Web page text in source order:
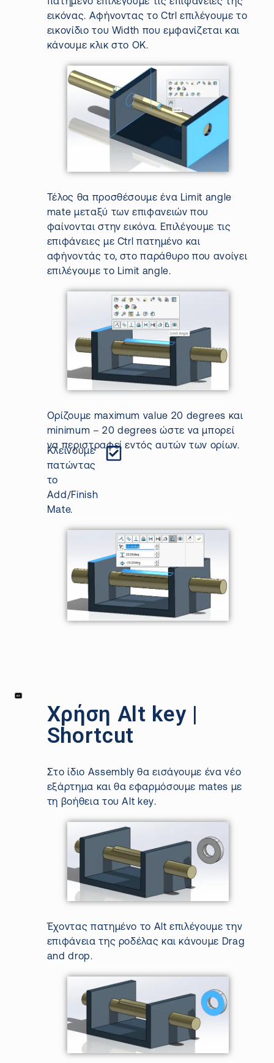
εικόνας. Αφήνοντας το Ctrl επιλέγουμε το
εικονίδιο του Width που εμφανίζεται και
κάνουμε κλικ στο OK.
Τέλος θα προσθέσουμε ένα Limit angle
mate μεταξύ των επιφανειών που
φαίνονται στην εικόνα. Επιλέγουμε τις
επιφάνειες με Ctrl πατημένο και
αφήνοντάς το, στο παράθυρο που ανοίγει
επιλέγουμε το Limit angle.
Ορίζουμε maximum value 20 degrees και
minimum – 20degrees ώστε να μπορεί
να περιστραφεί εντός αυτών των ορίων.
Κλείνουμε
πατώντας
το
Add /Finish
Mate.
Χρήση Alt key |
Shortcut
Στο ίδιο Assembly θα εισάγουμε ένα νέο
εξάρτημα και θα εφαρμόσουμε mates με
τη βοήθεια τουAlt key.
Έχοντας πατημένο το Alt επιλέγουμε την
επιφάνεια της ροδέλας και κάνουμε Drag
and drop.